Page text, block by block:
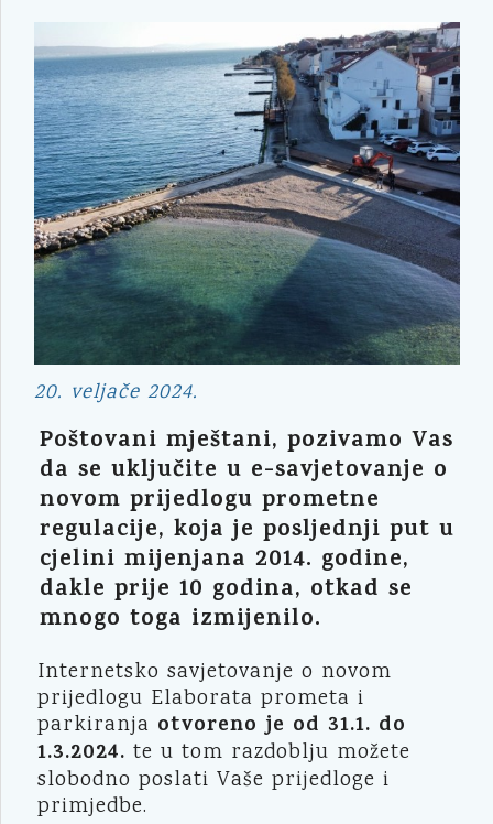
20. veljače 2024.
Poštovani mještani, pozivamo Vas
da se uključite u e-savjetovanje o
novom prijedlogu prometne
regulacije, koja je posljednji put u
cjelini mijenjana 2014. godine,
dakle prije 10 godina, otkad se
mnogo toga izmijenilo.
Internetsko savjetovanje o novom
prijedlogu Elaborata prometa i
parkiranja otvoreno je od 31.1. do
1.3.2024. te u tom razdoblju možete
slobodno poslati Vaše prijedloge i
primjedbe.